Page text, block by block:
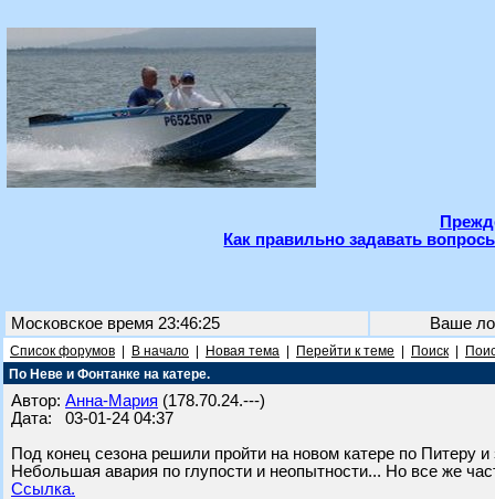
Как правильно задавать
Московское время 23:46:25 Ваше
Список форумов В начало Новая тема Перейти к теме Поиск
По Неве и Фонтанке на катере.
Автор: Анна-Мария (178.70.24.---)
Дата: 03-01-24 04:37
Под конец сезона решили пройти на новом катере по Питеру
Небольшая авария по глупости и неопытности... Но все же
Ссылка.